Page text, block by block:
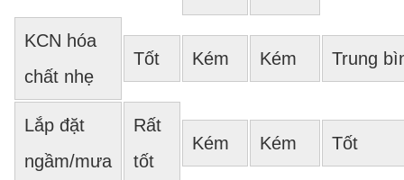
KCN hóa
chất nhẹ
Tốt Kém Kém Trung
Lắp đặt
ngầm/mưa
Rất
tốt
Kém Kém Tốt